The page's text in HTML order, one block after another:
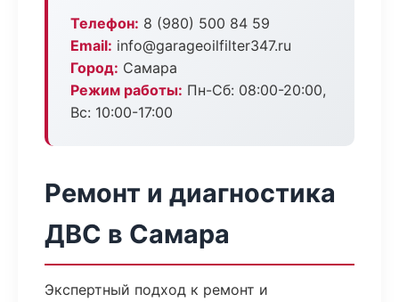
Телефон: 8 (980) 500 84 59
Email: info@garageoilfilter347.ru
Город: Самара
Режим работы: Пн-Сб: 08:00-20:00,
Вс: 10:00-17:00
Ремонт и диагностика
ДВС в Самара
Экспертный подход к ремонт и